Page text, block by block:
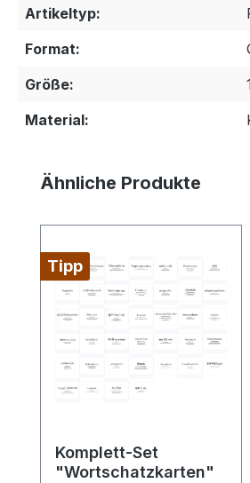
Artikeltyp:
Format:
Größe:
Material:
Produktgalerie überspringen
Ähnliche Produkte
Tipp
Komplett-Set
"Wortschatzkarten"